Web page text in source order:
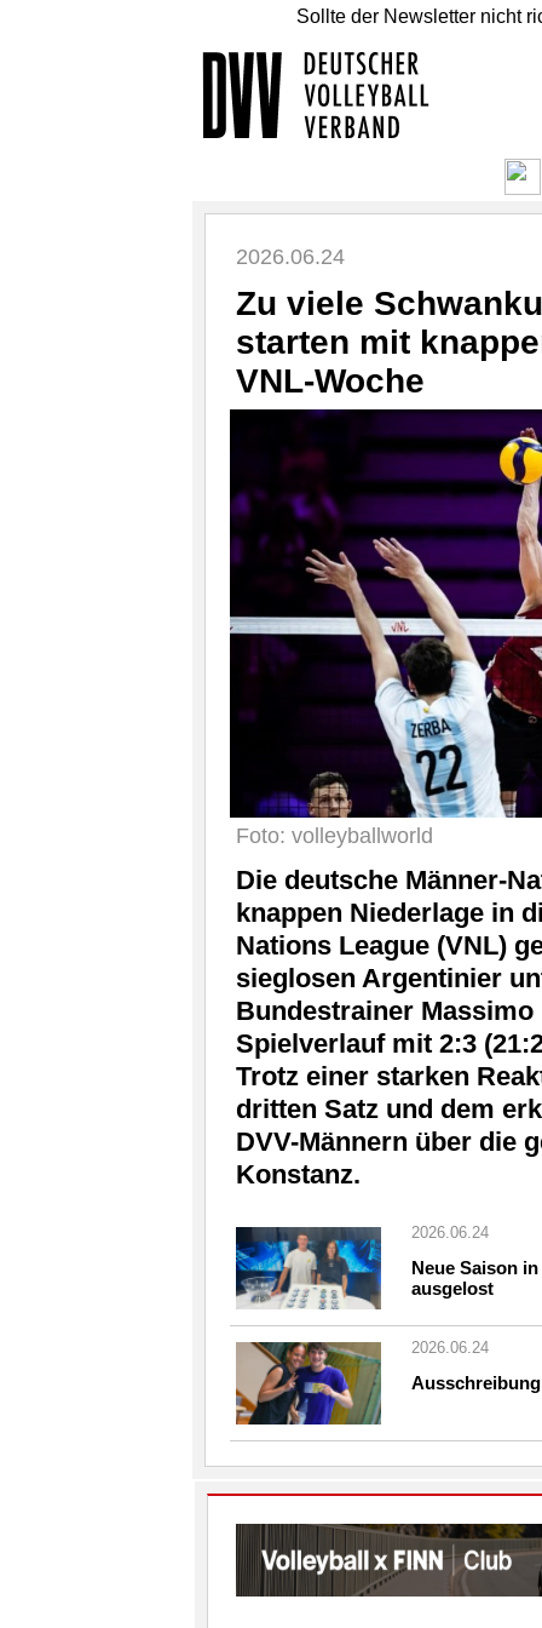
Sollte der Newsletter nicht
2026.06.24
Zu viele
starten mit
VNL-Woche
Foto: volleyballworld
Die deutsche Männer-
knappen Niederlage in
Nations League (VNL)
sieglosen Argentinier
Bundestrainer
Spielverlauf mit 2:3
Trotz einer starken
dritten Satz und dem
DVV-Männern über die
Konstanz.
2026.06.24
Neue Saison
ausgelost
2026.06.24